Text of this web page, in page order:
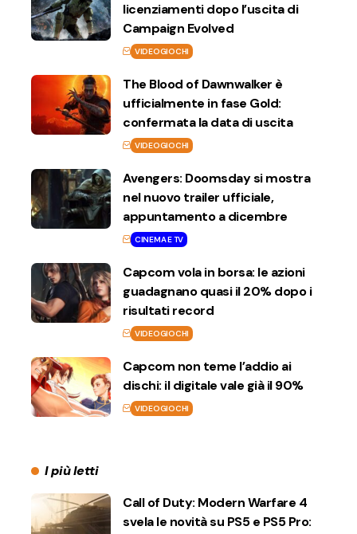
licenziamenti dopo l’uscita di
Campaign Evolved
VIDEOGIOCHI
The Blood of Dawnwalker è
ufficialmente in fase Gold:
confermata la data di uscita
VIDEOGIOCHI
Avengers: Doomsday si mostra
nel nuovo trailer ufficiale,
appuntamento a dicembre
CINEMA E TV
Capcom vola in borsa: le azioni
guadagnano quasi il 20% dopo i
risultati record
VIDEOGIOCHI
Capcom non teme l’addio ai
dischi: il digitale vale già il 90%
VIDEOGIOCHI
I più letti
Call of Duty: Modern Warfare 4
svela le novità su PS5 e PS5 Pro: